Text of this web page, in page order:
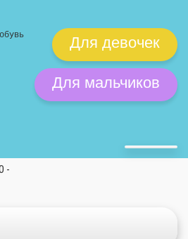
Для девочек
Для мальчиков
-